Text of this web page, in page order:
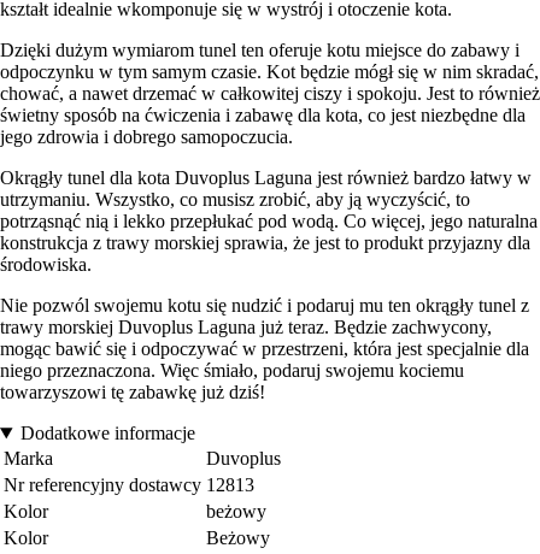
kształt idealnie wkomponuje się w wystrój i otoczenie kota.
Dzięki dużym wymiarom tunel ten oferuje kotu miejsce do zabawy i
odpoczynku w tym samym czasie. Kot będzie mógł się w nim skradać,
chować, a nawet drzemać w całkowitej ciszy i spokoju. Jest to również
świetny sposób na ćwiczenia i zabawę dla kota, co jest niezbędne dla
jego zdrowia i dobrego samopoczucia.
Okrągły tunel dla kota Duvoplus Laguna jest również bardzo łatwy w
utrzymaniu. Wszystko, co musisz zrobić, aby ją wyczyścić, to
potrząsnąć nią i lekko przepłukać pod wodą. Co więcej, jego naturalna
konstrukcja z trawy morskiej sprawia, że jest to produkt przyjazny dla
środowiska.
Nie pozwól swojemu kotu się nudzić i podaruj mu ten okrągły tunel z
trawy morskiej Duvoplus Laguna już teraz. Będzie zachwycony,
mogąc bawić się i odpoczywać w przestrzeni, która jest specjalnie dla
niego przeznaczona. Więc śmiało, podaruj swojemu kociemu
towarzyszowi tę zabawkę już dziś!
Dodatkowe informacje
Marka
Duvoplus
Nr referencyjny dostawcy 12813
Kolor
beżowy
Kolor
Beżowy